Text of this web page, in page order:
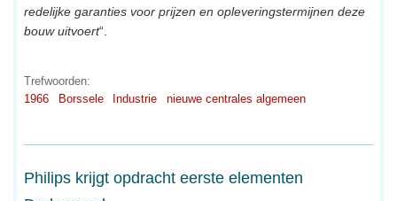
redelijke garanties voor prijzen en opleveringstermijnen deze
bouw uitvoert“.
Trefwoorden:
1966
Borssele Industrie nieuwe centrales algemeen
Philips krijgt opdracht eerste elementen